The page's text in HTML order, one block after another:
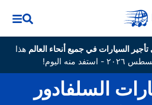
هذا
السلفادور